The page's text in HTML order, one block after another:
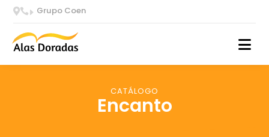
E Grupo Coen
CATÁLOGO
Encanto